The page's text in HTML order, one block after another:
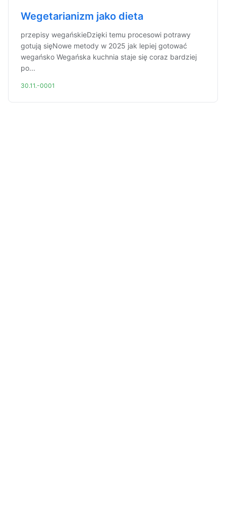
Wegetarianizm jako dieta
przepisy wegańskieDzięki temu procesowi potrawy
gotują sięNowe metody w 2025 jak lepiej gotować
wegańsko Wegańska kuchnia staje się coraz bardziej
po...
30.11.-0001